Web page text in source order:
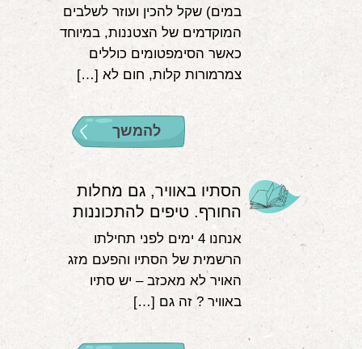
במים) שקל להכין ועוזר לשלבים
המוקדמים של הצטננות, במיוחד
כאשר הסימפטומים כוללים
צמרמורות קלות, חום לא […]
להמשך
הסתיו באוויר, גם מחלות
החורף. טיפים להתכוננות
אנחנו 4 ימים לפני תחילתו
הרשמית של הסתיו והפעם מזג
האויר לא מאכזב – יש סתיו
באוויר ? זה גם […]